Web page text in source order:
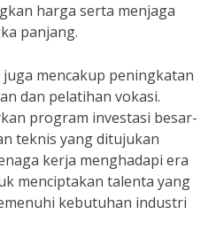
harga serta menjaga
panjang.
mencakup peningkatan
dan pelatihan vokasi.
program investasi besar-
teknis yang ditujukan
kerja menghadapi era
menciptakan talenta yang
kebutuhan industri